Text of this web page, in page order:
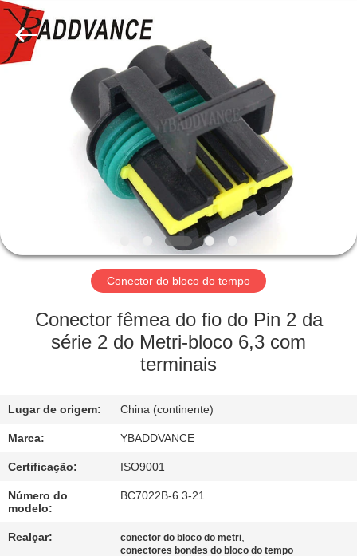
PRODUTOS
EXCURSÃO
FÁBRICA
QUALIDADE
CONTACTE-
NOS
PEÇA
Xi'An
YingBao
Parts
Co.,Ltd.
All
Rights
Conector do bloco do tempo
Conector fêmea do fio do Pin 2 da
série 2 do Metri-bloco 6,3 com
terminais
Lugar de origem: China (continente)
Marca: YBADDVANCE
Certificação: ISO9001
Número do
modelo:
BC7022B-6.3-21
Realçar: conector do bloco do metri,
conectores bondes do bloco do tempo